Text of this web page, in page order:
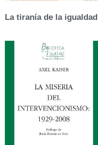
La tiranía de la igualdad